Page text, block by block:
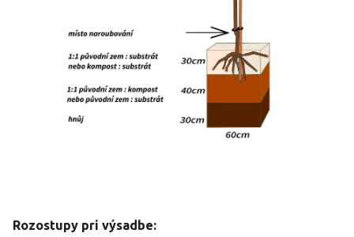
Rozostupy pri výsadbe: